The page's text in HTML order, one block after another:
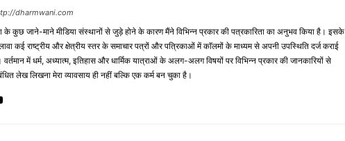
dharmwani.com
के कुछ जाने-माने मीडिया संस्थानों से जुड़े होने के कारण मैंने विभिन्न प्रकार की पत्रकारिता का अनुभव किया है। इसके
कई राष्ट्रीय और क्षेत्रीय स्तर के समाचार पत्रों और पत्रिकाओं में काॅलमों के माध्यम से अपनी उपस्थिति दर्ज कराई
वर्तमान में धर्म, अध्यात्म, इतिहास और धार्मिक यात्राओं के अलग-अलग विषयों पर विभिन्न प्रकार की जानकारियों से
लेख लिखना मेरा व्यावसाय ही नहीं बल्कि एक कर्म बन चुका है।